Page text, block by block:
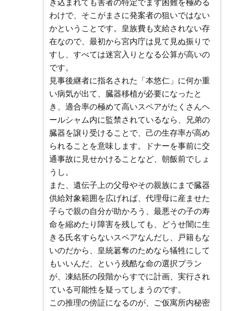
き込まれても害者の特定でまず困難を極める
わけで、そこがまさに発案者の狙いではない
かということです。皇族費も支給されない存
在なので、最初から宮内庁は見て見ぬ振りで
すし、すべては迷宮入りとなる公算が高いの
です。
見事後継者に指名された「本悠仁」に何か重
い病気が出て、臓器移植が必要になったと
き、適合率の極めて高いスペアがたくさんヘ
ールシャム内に監禁されているなら、兄弟の
臓器を譲り受けることで、己の生存率が高め
られることを意味します。ドナーを事前に交
通事故に見せかけることなど、朝飯前でしょ
うし。
また、遺伝子上の父母やその親族にまで臓器
供給対象範囲を広げれば、代理母に産ませた
子らで親の自分が助かろう、最悪その子の寿
命を縮めたり障害を残しても、どうせ闇に生
きる氏名すらないスペアなんだし、戸籍もな
いのだから、皇統簒奪のためなら犠牲にして
もいいんだ、という残酷な命の選択プラン
が、凍結胚の段階からすでに計画、実行され
ている可能性を疑ってしまうのです。
この推理の傍証になるのが、ご仮寓所内秘密